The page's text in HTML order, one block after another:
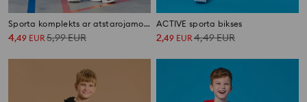
Sporta komplekts ar atstarojamo Active drukājumu
4,49 EUR5,99EUR
ACTIVE sporta bikses
2,49 EUR4,49EUR